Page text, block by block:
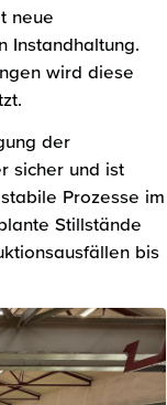
neue
Instandhaltung.
wird diese
der
sicher und ist
Prozesse im
Stillstände
bis